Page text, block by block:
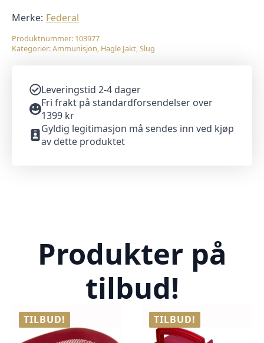
Merke: Federal
Produktnummer: 103977
Kategorier:Ammunisjon, Hagle Jakt,Slug
Leveringstid 2-4 dager
Fri frakt på standardforsendelser over
1399 kr
Gyldig legitimasjon må sendes inn ved kjøp
av dette produktet
Produkter på
tilbud!
TILBUD! TILBUD!